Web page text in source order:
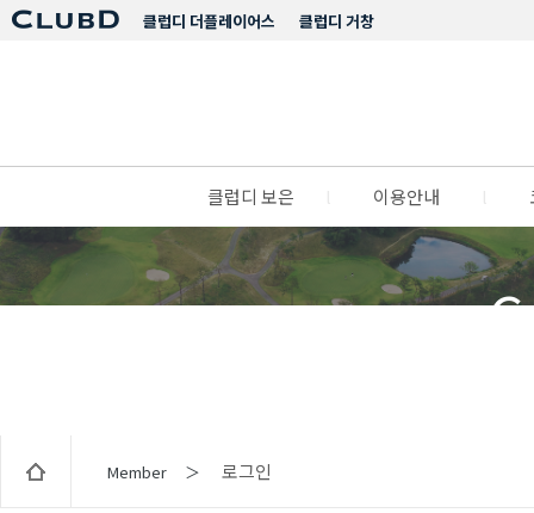
클럽디 거창
클럽디 더플레이어스
클럽디 보은 이용안내
Member ＞ 로그인